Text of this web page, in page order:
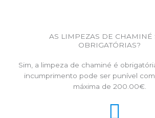
AS LIMPEZAS DE CHAMINÉ
OBRIGATÓRIAS?
Sim, a limpeza de chaminé é
incumprimento pode ser punível
máxima de 200.00€.